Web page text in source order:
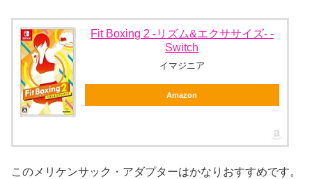
Fit Boxing 2 -リズム&エクササイズ- -
Switch
イマジニア
Amazon
このメリケンサック・アダプターはかなりおすすめです。